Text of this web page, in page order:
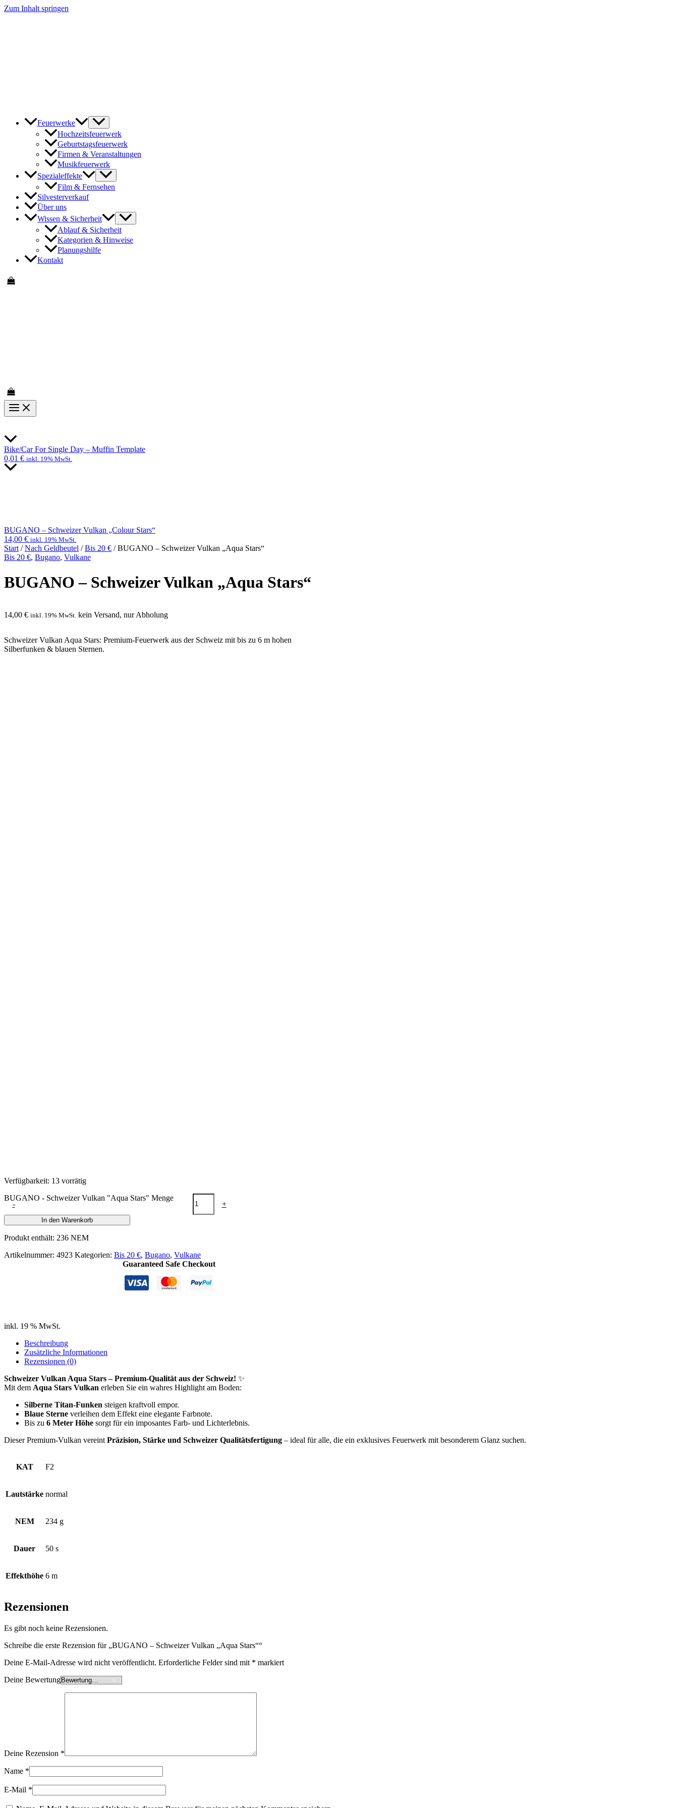
Zum Inhalt springen
Feuerwerke
Hochzeitsfeuerwerk
Geburtstagsfeuerwerk
Firmen & Veranstaltungen
Musikfeuerwerk
Spezialeffekte
Film & Fernsehen
Silvesterverkauf
Über uns
Wissen & Sicherheit
Ablauf & Sicherheit
Kategorien & Hinweise
Planungshilfe
Kontakt
Bike/Car For Single Day – Muffin Template
0,01 € inkl. 19% MwSt.
BUGANO – Schweizer Vulkan „Colour Stars“
14,00 € inkl. 19% MwSt.
Start /Nach Geldbeutel /Bis 20 € / BUGANO – Schweizer Vulkan „Aqua Stars“
Bis 20 €, Bugano, Vulkane
BUGANO – Schweizer Vulkan „Aqua Stars“
14,00 € inkl. 19% MwSt. kein Versand, nur Abholung
Schweizer Vulkan Aqua Stars: Premium-Feuerwerk aus der Schweiz mit bis zu 6 m hohen
Silberfunken & blauen Sternen.
Verfügbarkeit: 13 vorrätig
-
BUGANO - Schweizer Vulkan "Aqua Stars" Menge
+
In den Warenkorb
Produkt enthält: 236 NEM
Artikelnummer: 4923 Kategorien: Bis 20 €, Bugano, Vulkane
Guaranteed Safe Checkout
inkl. 19 % MwSt.
Beschreibung
Zusätzliche Informationen
Rezensionen (0)
Schweizer Vulkan Aqua Stars – Premium-Qualität aus der Schweiz! ✨
Mit dem Aqua Stars Vulkan erleben Sie ein wahres Highlight am Boden:
Silberne Titan-Funken steigen kraftvoll empor.
Blaue Sterne verleihen dem Effekt eine elegante Farbnote.
Bis zu 6 Meter Höhe sorgt für ein imposantes Farb- und Lichterlebnis.
Dieser Premium-Vulkan vereint Präzision, Stärke und Schweizer Qualitätsfertigung – ideal für alle, die ein exklusives Feuerwerk mit besonderem Glanz suchen.
KAT F2
Lautstärke normal
NEM 234 g
Dauer 50 s
Effekthöhe 6 m
Rezensionen
Es gibt noch keine Rezensionen.
Schreibe die erste Rezension für „BUGANO – Schweizer Vulkan „Aqua Stars““
Deine E-Mail-Adresse wird nicht veröffentlicht. Erforderliche Felder sind mit * markiert
Deine Bewertung
Deine Rezension *
Name *
E-Mail *